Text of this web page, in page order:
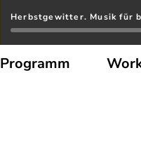
Herbstgewitter. Musik für
Programm